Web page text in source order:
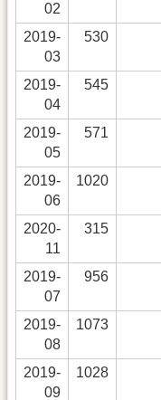
02
2019-
03
530
2019-
04
545
2019-
05
571
2019-
06
1020
2020-
11
315
2019-
07
956
2019-
08
1073
2019-
09
1028